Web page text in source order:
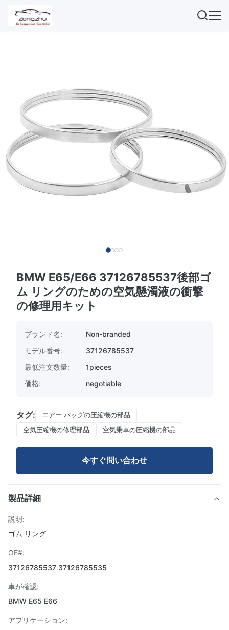
BMW E65/E66 37126785537後部ゴ
ム リングのための空気懸濁液の衝撃
の修理用キット
ブランド名:
Non-branded
モデル番号:
37126785537
最低注文数量:
1pieces
価格:
negotiable
タグ:
エアー バッグの圧縮機の部品
空気圧縮機の修理部品
空気乗車の圧縮機の部品
今すぐ問い合わせ
製品詳細
説明:
ゴム リング
OE#:
37126785537 37126785535
車が確認:
BMW E65 E66
アプリケーション: